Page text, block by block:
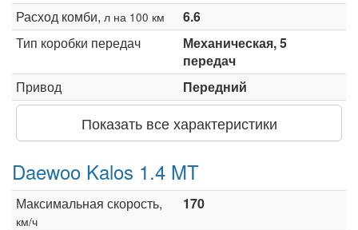
Расход комби, л на 100 км
6.6
Тип коробки передач
Механическая, 5
передач
Привод
Передний
Показать все характеристики
Daewoo Kalos 1.4 MT
Максимальная скорость,
км/ч
170